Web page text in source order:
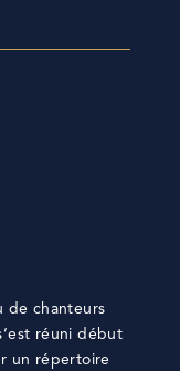
de chanteurs
réuni début
un répertoire